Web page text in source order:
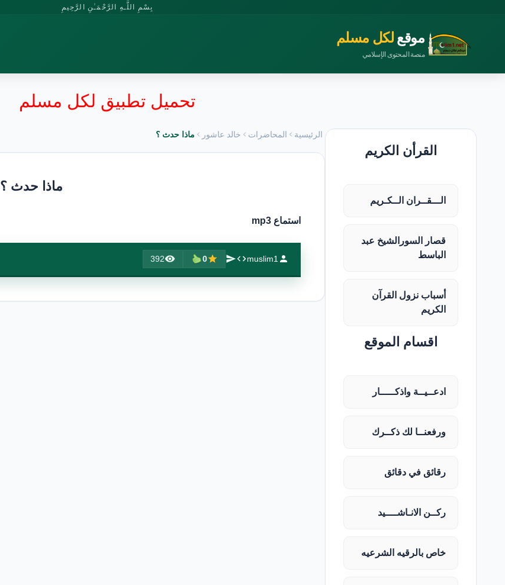
بِسْمِ اللَّـهِ الرَّحْمَـٰنِ الرَّحِيمِ
موقع لكل مسلم
منصة المحتوى الإسلامي
تحميل تطبيق لكل مسلم
القرأن الكريم
الـــقــران الــكـريم
قصار السورالشيخ عبد
الباسط
أسباب نزول القرآن
الكريم
اقسام الموقع
ادعــيــة واذكـــــار
ورفعنــا لك ذكــرك
رقائق في دقائق
ركــن الانـاشــــيد
خاص بالرقيه الشرعيه
الرئيسية المحاضرات خالد عاشور ماذا حدث ؟
ماذا حدث ؟
استماع mp3
muslim1
0
392